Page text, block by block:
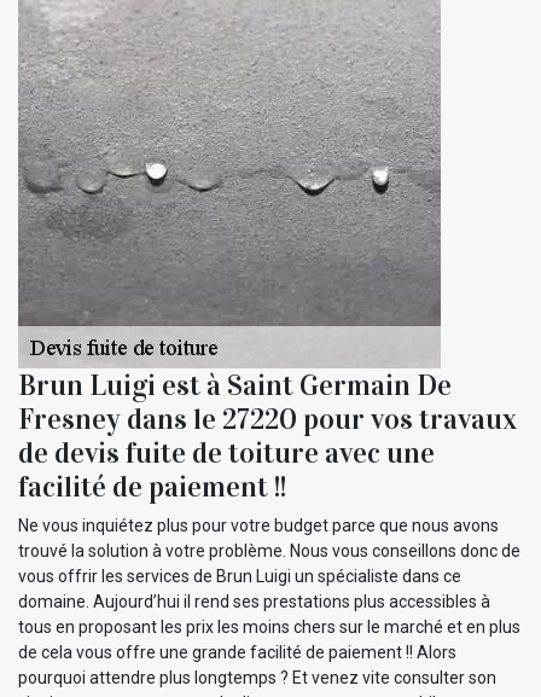
Brun Luigi est à Saint Germain De
Fresney dans le 27220 pour vos travaux
de devis fuite de toiture avec une
facilité de paiement !!
Ne vous inquiétez plus pour votre budget parce que nous avons
trouvé la solution à votre problème. Nous vous conseillons donc de
vous offrir les services de Brun Luigi un spécialiste dans ce
domaine. Aujourd’hui il rend ses prestations plus accessibles à
tous en proposant les prix les moins chers sur le marché et en plus
de cela vous offre une grande facilité de paiement !! Alors
pourquoi attendre plus longtemps ? Et venez vite consulter son